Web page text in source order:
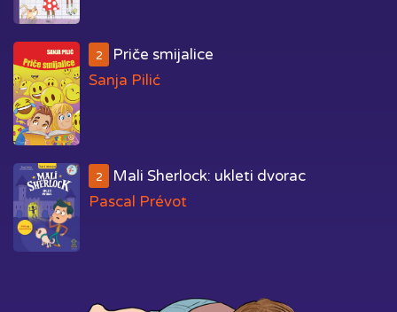
2
Priče smijalice
Sanja Pilić
2
Mali Sherlock: ukleti dvorac
Pascal Prévot